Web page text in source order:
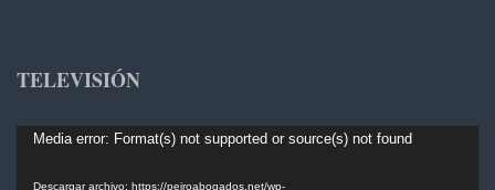
TELEVISIÓN
Reproductor
Media error: Format(s) not supported or source(s) not found
Descargar archivo: https://peiroabogados.net/wp-